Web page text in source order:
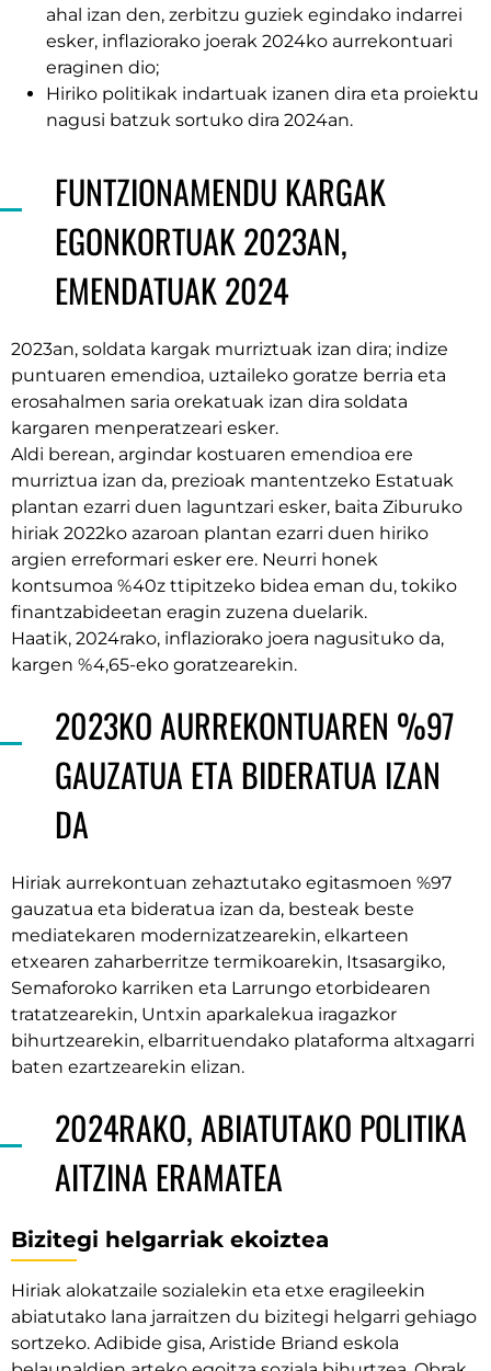
ahal izan den, zerbitzu guziek egindako indarrei
esker, inflaziorako joerak 2024ko aurrekontuari
eraginen dio;
Hiriko politikak indartuak izanen dira eta proiektu
nagusi batzuk sortuko dira 2024an.
FUNTZIONAMENDU KARGAK
EGONKORTUAK 2023AN,
EMENDATUAK 2024
2023an, soldata kargak murriztuak izan dira; indize
puntuaren emendioa, uztaileko goratze berria eta
erosahalmen saria orekatuak izan dira soldata
kargaren menperatzeari esker.
Aldi berean, argindar kostuaren emendioa ere
murriztua izan da, prezioak mantentzeko Estatuak
plantan ezarri duen laguntzari esker, baita Ziburuko
hiriak 2022ko azaroan plantan ezarri duen hiriko
argien erreformari esker ere. Neurri honek
kontsumoa %40z ttipitzeko bidea eman du, tokiko
finantzabideetan eragin zuzena duelarik.
Haatik, 2024rako, inflaziorako joera nagusituko da,
kargen %4,65-eko goratzearekin.
2023KO AURREKONTUAREN %97
GAUZATUA ETA BIDERATUA IZAN
DA
Hiriak aurrekontuan zehaztutako egitasmoen %97
gauzatua eta bideratua izan da, besteak beste
mediatekaren modernizatzearekin, elkarteen
etxearen zaharberritze termikoarekin, Itsasargiko,
Semaforoko karriken eta Larrungo etorbidearen
tratatzearekin, Untxin aparkalekua iragazkor
bihurtzearekin, elbarrituendako plataforma altxagarri
baten ezartzearekin elizan.
2024RAKO, ABIATUTAKO POLITIKA
AITZINA ERAMATEA
Bizitegi helgarriak ekoiztea
Hiriak alokatzaile sozialekin eta etxe eragileekin
abiatutako lana jarraitzen du bizitegi helgarri gehiago
sortzeko. Adibide gisa, Aristide Briand eskola